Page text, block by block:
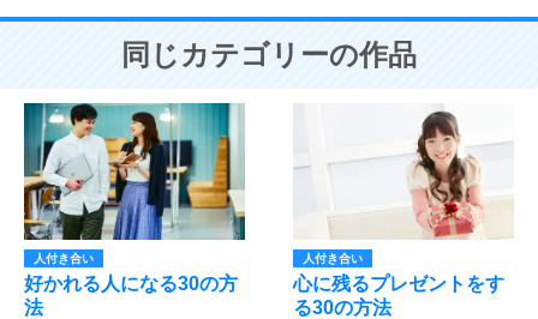
同じカテゴリーの作品
人付き合い
好かれる人になる30の方
法
人付き合い
心に残るプレゼントをす
る30の方法